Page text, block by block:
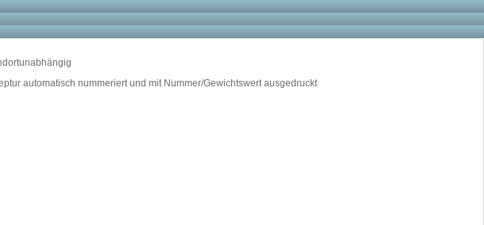
automatisch nummeriert und mit Nummer/Gewichtswert ausgedruckt